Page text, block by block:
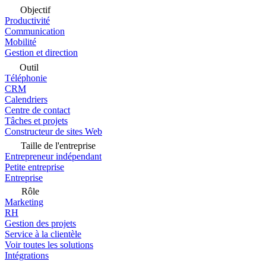
Objectif
Productivité
Communication
Mobilité
Gestion et direction
Outil
Téléphonie
CRM
Calendriers
Centre de contact
Tâches et projets
Constructeur de sites Web
Taille de l'entreprise
Entrepreneur indépendant
Petite entreprise
Entreprise
Rôle
Marketing
RH
Gestion des projets
Service à la clientèle
Voir toutes les solutions
Intégrations